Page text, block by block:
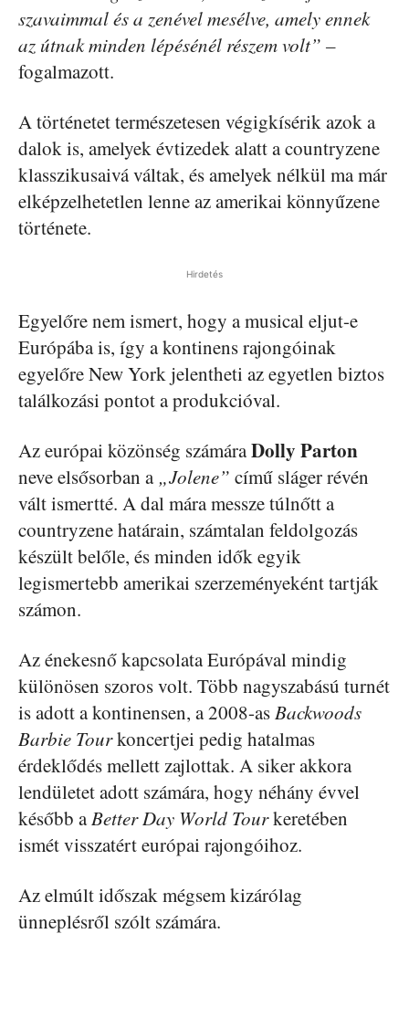
szavaimmal és a zenével mesélve, amely ennek
az útnak minden lépésénél részem volt” –
fogalmazott.
A történetet természetesen végigkísérik azok a
dalok is, amelyek évtizedek alatt a countryzene
klasszikusaivá váltak, és amelyek nélkül ma már
elképzelhetetlen lenne az amerikai könnyűzene
története.
Hirdetés
Egyelőre nem ismert, hogy a musical eljut-e
Európába is, így a kontinens rajongóinak
egyelőre New York jelentheti az egyetlen biztos
találkozási pontot a produkcióval.
Az európai közönség számáraDolly Parton
neve elsősorban a „Jolene” című sláger révén
vált ismertté. A dal mára messze túlnőtt a
countryzene határain, számtalan feldolgozás
készült belőle, és minden idők egyik
legismertebb amerikai szerzeményeként tartják
számon.
Az énekesnő kapcsolata Európával mindig
különösen szoros volt. Több nagyszabású turnét
is adott a kontinensen, a 2008-asBackwoods
Barbie Tourkoncertjei pedig hatalmas
érdeklődés mellett zajlottak. A siker akkora
lendületet adott számára, hogy néhány évvel
később aBetter Day World Tourkeretében
ismét visszatért európai rajongóihoz.
Az elmúlt időszak mégsem kizárólag
ünneplésről szólt számára.